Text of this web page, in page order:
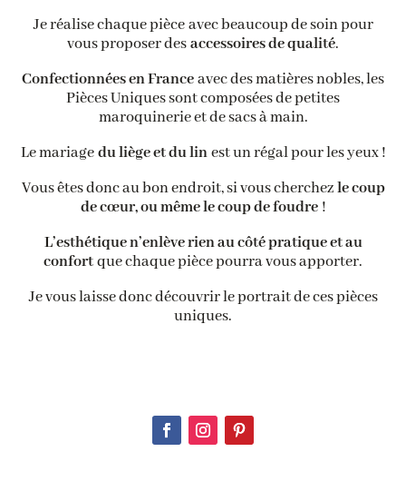
Je réalise chaque pièce avec beaucoup de soin pour
vous proposer desaccessoires de qualité.
Confectionnées en Franceavec des matières nobles, les
Pièces Uniques sont composées de petites
maroquinerie et de sacs à main.
Le mariagedu liège et du linest un régal pour les yeux !
Vous êtes donc au bon endroit, si vous cherchezle coup
de cœur, ou même le coup de foudre!
L’esthétique n’enlève rien au côté pratique et au
confortque chaque pièce pourra vous apporter.
Je vous laisse donc découvrir le portrait de ces pièces
uniques.